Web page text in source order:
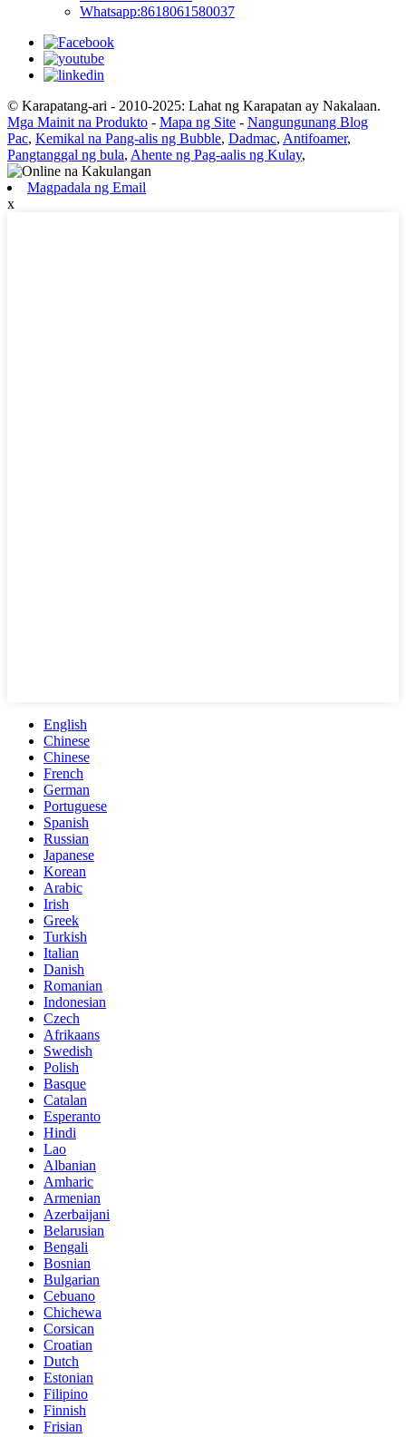
Whatsapp:8618061580037
© Karapatang-ari - 2010-2025: Lahat ng Karapatan ay Nakalaan.
Mga Mainit na Produkto - Mapa ng Site - Nangungunang Blog
Pac, Kemikal na Pang-alis ng Bubble, Dadmac, Antifoamer,
Pangtanggal ng bula, Ahente ng Pag-aalis ng Kulay,
Magpadala ng Email
x
English
Chinese
Chinese
French
German
Portuguese
Spanish
Russian
Japanese
Korean
Arabic
Irish
Greek
Turkish
Italian
Danish
Romanian
Indonesian
Czech
Afrikaans
Swedish
Polish
Basque
Catalan
Esperanto
Hindi
Lao
Albanian
Amharic
Armenian
Azerbaijani
Belarusian
Bengali
Bosnian
Bulgarian
Cebuano
Chichewa
Corsican
Croatian
Dutch
Estonian
Filipino
Finnish
Frisian